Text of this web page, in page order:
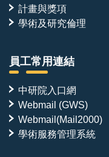
計畫與獎項
學術及研究倫理
員工常用連結
中研院入口網
Webmail (GWS)
Webmail(Mail2000)
學術服務管理系統